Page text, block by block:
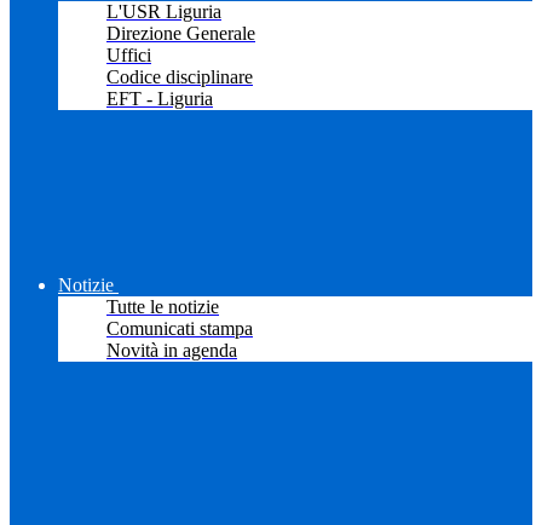
L'USR Liguria
Direzione Generale
Uffici
Codice disciplinare
EFT - Liguria
Notizie
Tutte le notizie
Comunicati stampa
Novità in agenda